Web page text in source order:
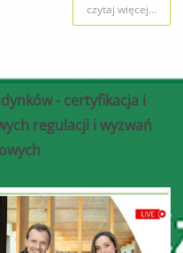
czytaj więcej...
- certyfikacja i
regulacji i wyzwań